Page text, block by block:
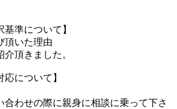
基準について】
頂いた理由
頂きました。
応について】
わせの際に親身に相談に乗って下さ